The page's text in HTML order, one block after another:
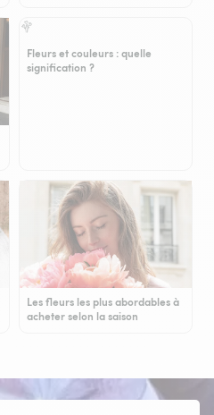
Fleurs et couleurs : quelle
signification ?
Les fleurs les plus abordables à
acheter selon la saison